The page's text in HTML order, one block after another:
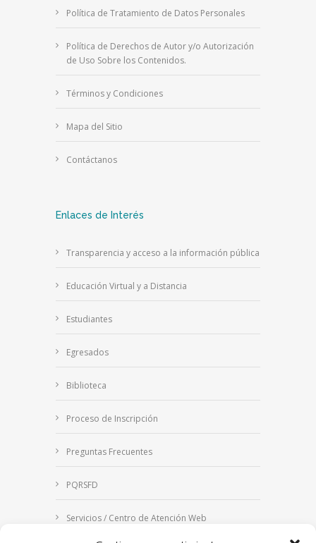
Política de Tratamiento de Datos Personales
Política de Derechos de Autor y/o Autorización
de Uso Sobre los Contenidos.
Términos y Condiciones
Mapa del Sitio
Contáctanos
Enlaces de Interés
Transparencia y acceso a la información pública
Educación Virtual y a Distancia
Estudiantes
Egresados
Biblioteca
Proceso de Inscripción
Preguntas Frecuentes
PQRSFD
Servicios / Centro de Atención Web